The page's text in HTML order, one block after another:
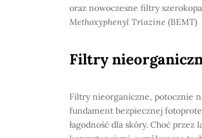
oraz nowoczesne filtry
Methoxyphenyl Triazine (BEMT)
Filtry
Filtry nieorganiczne, potocznie
fundament bezpiecznej
łagodność dla skóry. Choć